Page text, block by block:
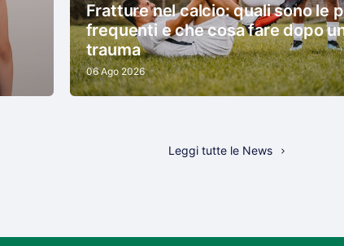
Fratture nel calcio: quali sono le
frequenti e che cosa fare dopo
trauma
06 Ago 2026
Leggi tutte le News